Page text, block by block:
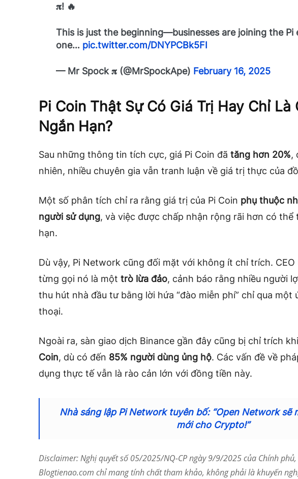
𝛑! 🔥
This is just the beginning—businesses are joining the Pi
one… pic.twitter.com/DNYPCBk5FI
— Mr Spock 𝛑 (@MrSpockApe) February 16, 2025
Pi Coin Thật Sự Có Giá Trị Hay Chỉ Là
Ngắn Hạn?
Sau những thông tin tích cực, giá Pi Coin đã tăng hơn 20%,
nhiên, nhiều chuyên gia vẫn tranh luận về giá trị thực của
Một số phân tích chỉ ra rằng giá trị của Pi Coin phụ thuộc
người sử dụng, và việc được chấp nhận rộng rãi hơn có thể
hạn.
Dù vậy, Pi Network cũng đối mặt với không ít chỉ trích. CEO
từng gọi nó là một trò lừa đảo, cảnh báo rằng nhiều người
thu hút nhà đầu tư bằng lời hứa “đào miễn phí” chỉ qua một
thoại.
Ngoài ra, sàn giao dịch Binance gần đây cũng bị chỉ trích
Coin, dù có đến 85% người dùng ủng hộ. Các vấn đề về
dụng thực tế vẫn là rào cản lớn với đồng tiền này.
Nhà sáng lập Pi Network tuyên bố: “Open Network sẽ
mới cho Crypto!”
Disclaimer: Nghị quyết số 05/2025/NQ-CP ngày 9/9/2025 của Chính
Blogtienao.com chỉ mang tính chất tham khảo, không phải là khuyến